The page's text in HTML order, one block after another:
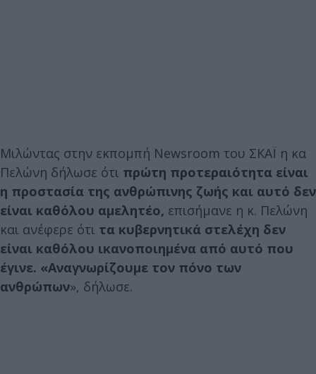
Μιλώντας στην εκπομπή Newsroom του ΣΚΑΪ η κα
Πελώνη δήλωσε ότι πρώτη προτεραιότητα είναι
η προστασία της ανθρώπινης ζωής και αυτό δεν
είναι καθόλου αμελητέο, επισήμανε η κ. Πελώνη
και ανέφερε ότι τα κυβερνητικά στελέχη δεν
είναι καθόλου ικανοποιημένα από αυτό που
έγινε. «Αναγνωρίζουμε τον πόνο των
ανθρώπων», δήλωσε.